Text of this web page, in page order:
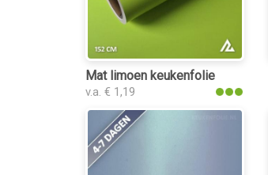
Mat limoen keukenfolie
v.a. € 1,19